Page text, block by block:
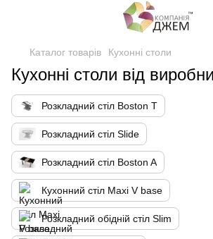
Каталог товарів Кухонні столи
Кухонні столи від
Розкладний стіл Boston T
Розкладний стіл Slide
Розкладний стіл Boston A
Кухонний стіл Maxi V base
Розкладний обідній стіл Slim